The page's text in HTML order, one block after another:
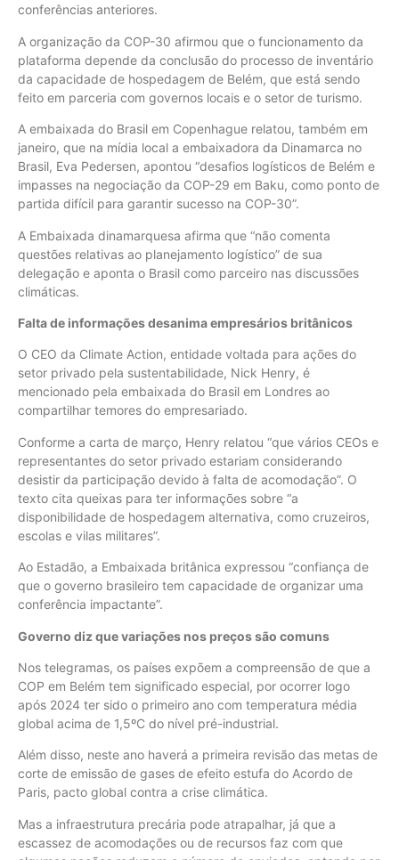
conferências anteriores.
A organização da COP-30 afirmou que o funcionamento da
plataforma depende da conclusão do processo de inventário
da capacidade de hospedagem de Belém, que está sendo
feito em parceria com governos locais e o setor de turismo.
A embaixada do Brasil em Copenhague relatou, também em
janeiro, que na mídia local a embaixadora da Dinamarca no
Brasil, Eva Pedersen, apontou “desafios logísticos de Belém e
impasses na negociação da COP-29 em Baku, como ponto de
partida difícil para garantir sucesso na COP-30”.
A Embaixada dinamarquesa afirma que “não comenta
questões relativas ao planejamento logístico” de sua
delegação e aponta o Brasil como parceiro nas discussões
climáticas.
Falta de informações desanima empresários britânicos
O CEO da Climate Action, entidade voltada para ações do
setor privado pela sustentabilidade, Nick Henry, é
mencionado pela embaixada do Brasil em Londres ao
compartilhar temores do empresariado.
Conforme a carta de março, Henry relatou “que vários CEOs e
representantes do setor privado estariam considerando
desistir da participação devido à falta de acomodação”. O
texto cita queixas para ter informações sobre “a
disponibilidade de hospedagem alternativa, como cruzeiros,
escolas e vilas militares”.
Ao Estadão, a Embaixada britânica expressou “confiança de
que o governo brasileiro tem capacidade de organizar uma
conferência impactante”.
Governo diz que variações nos preços são comuns
Nos telegramas, os países expõem a compreensão de que a
COP em Belém tem significado especial, por ocorrer logo
após 2024 ter sido o primeiro ano com temperatura média
global acima de 1,5ºC do nível pré-industrial.
Além disso, neste ano haverá a primeira revisão das metas de
corte de emissão de gases de efeito estufa do Acordo de
Paris, pacto global contra a crise climática.
Mas a infraestrutura precária pode atrapalhar, já que a
escassez de acomodações ou de recursos faz com que